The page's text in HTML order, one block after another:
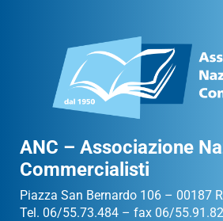
ANC – Associazione
Commercialisti
Piazza San Bernardo 106 – 00187
Tel. 06/55.73.484 – fax 06/